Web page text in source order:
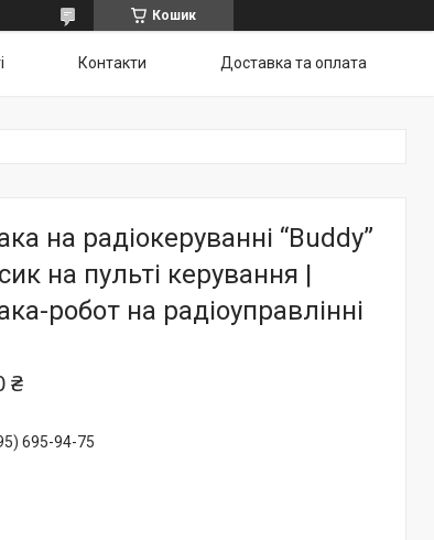
Кошик
Контакти Доставка та оплата
на радіокеруванні “Buddy”
на пульті керування |
робот на радіоуправлінні
₴
695-94-75